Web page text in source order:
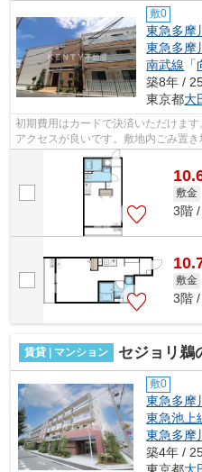
敷0
東急多摩
東急多摩
南武線 「
築8年 /
東京都大
初期費用はカードで決済いただけま
アクセスが良いです。敷地内ごみ置
ンションで、電車での通勤にも便利な
敷金
3階
敷金
3階
賃貸 | マンション セジョリ鵜
敷0
東急多摩
東急池上
東急多摩
築4年 /
東京都大